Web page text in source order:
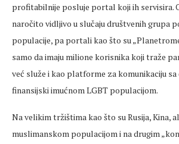
profitabilnije posluje portal koji ih servisira.
naročito vidljivo u slučaju društvenih grupa
populacije, pa portali kao što su
samo da imaju milione korisnika koji traže
već služe i kao platforme za komunikaciju
finansijski imućnom LGBT populacijom.
Na velikim tržištima kao što su Rusija, Kina,
muslimanskom populacijom i na drugim